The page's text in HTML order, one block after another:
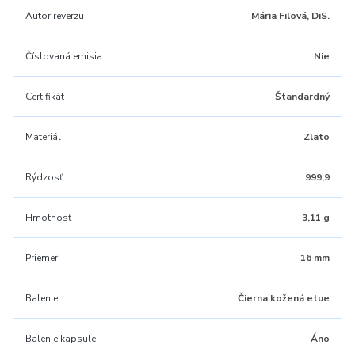
Autor reverzu Mária Filová, DiS.
Číslovaná emisia Nie
Certifikát Štandardný
Materiál Zlato
Rýdzosť 999,9
Hmotnosť 3,11 g
Priemer 16 mm
Balenie Čierna kožená etue
Balenie kapsule Áno